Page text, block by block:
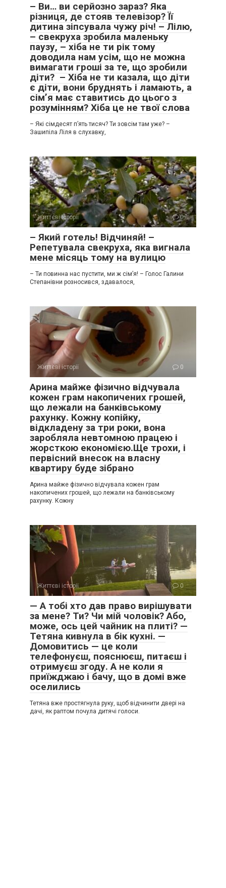
– Ви… ви серйозно зараз? Яка
різниця, де стояв телевізор? Її
дитина зіпсувала чужу річ! – Лілю,
– свекруха зробила маленьку
паузу, – хіба не ти рік тому
доводила нам усім, що не можна
вимагати гроші за те, що зробили
діти? – Хіба не ти казала, що діти
є діти, вони бруднять і ламають, а
сім’я має ставитись до цього з
розумінням? Хіба це не твої слова
– Які сімдесят п’ять тисяч? Ти зовсім там уже? –
Зашипіла Ліля в слухавку,
Життєві історії 0
– Який готель! Відчиняй! –
Репетувала свекруха, яка вигнала
мене місяць тому на вулицю
– Ти повинна нас пустити, ми ж сім’я! – Голос Галини
Степанівни розносився, здавалося,
Життєві історії 0
Арина майже фізично відчувала
кожен грам накопичених грошей,
що лежали на банківському
рахунку. Кожну копійку,
відкладену за три роки, вона
заробляла невтомною працею і
жорсткою економією.Ще трохи, і
первісний внесок на власну
квартиру буде зібрано
Арина майже фізично відчувала кожен грам
накопичених грошей, що лежали на банківському
рахунку. Кожну
Життєві історії 0
— А тобі хто дав право вирішувати
за мене? Ти? Чи мій чоловік? Або,
може, ось цей чайник на плиті? —
Тетяна кивнула в бік кухні. —
Домовитись — це коли
телефонуєш, пояснюєш, питаєш і
отримуєш згоду. А не коли я
приїжджаю і бачу, що в домі вже
оселились
Тетяна вже простягнула руку, щоб відчинити двері на
дачі, як раптом почула дитячі голоси.